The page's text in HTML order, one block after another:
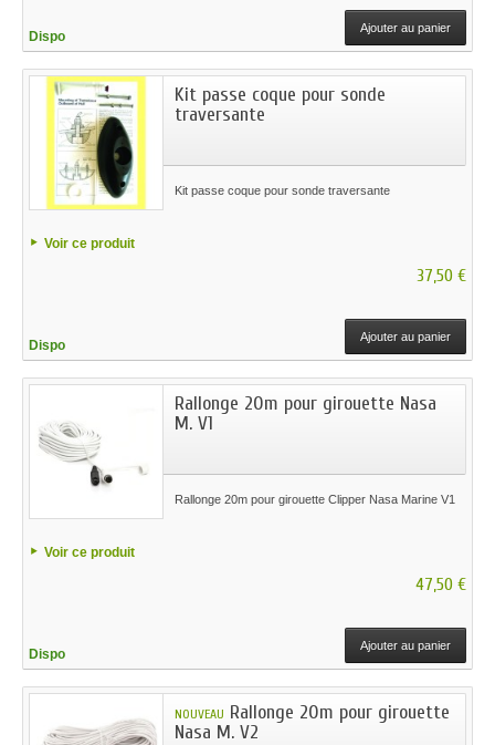
Dispo
Ajouter au panier
Kit passe coque pour sonde
traversante
Kit passe coque pour sonde traversante
Voir ce produit
37,50 €
Dispo
Ajouter au panier
Rallonge 20m pour girouette Nasa
M. V1
Rallonge 20m pour girouette Clipper Nasa Marine V1
Voir ce produit
47,50 €
Dispo
Ajouter au panier
NOUVEAU Rallonge 20m pour girouette
Nasa M. V2